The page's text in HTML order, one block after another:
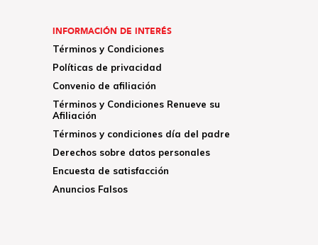
INFORMACIÓN DE INTERÉS
Términos y Condiciones
Políticas de privacidad
Convenio de afiliación
Términos y Condiciones Renueve su
Afiliación
Términos y condiciones día del padre
Derechos sobre datos personales
Encuesta de satisfacción
Anuncios Falsos